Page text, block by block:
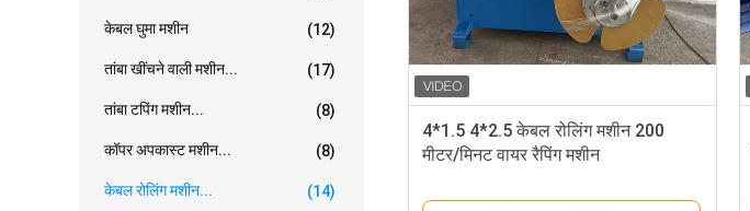
केबल घुमा मशीन (12)
तांबा खींचने वाली मशीन... (17)
तांबा टपिंग मशीन... (8)
कॉपर अपकास्ट मशीन... (8)
केबल रोलिंग मशीन... (14)
4*1.5 4*2.5 केबल रोलिंग मशीन 200
मीटर/मिनट वायर रैपिंग मशीन